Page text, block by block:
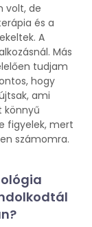
volt, de
és a
A
Más
tudjam
hogy
ami
könnyű
figyelek, mert
számomra.